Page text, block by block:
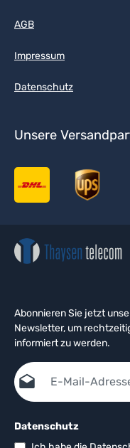
AGB
Impressum
Datenschutz
Unsere
Abonnieren Sie jetzt
Newsletter, um
informiert zu werden.
E-Mail-Adresse*
Datenschutz